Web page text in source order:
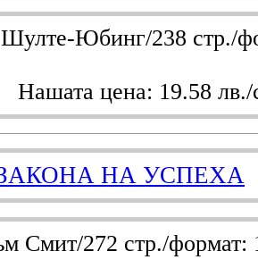
Юбинг/238 стр./
Нашата цена: 19.58 лв./
НА УСПЕХА
Смит/272 стр./